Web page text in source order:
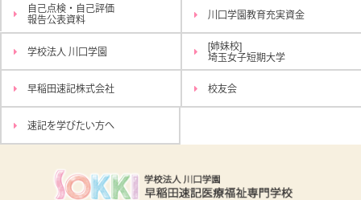
自己点検・自己評価
報告公表資料
川口学園教育充実資金
学校法人 川口学園
[姉妹校]
埼玉女子短期大学
早稲田速記株式会社 校友会
速記を学びたい方へ